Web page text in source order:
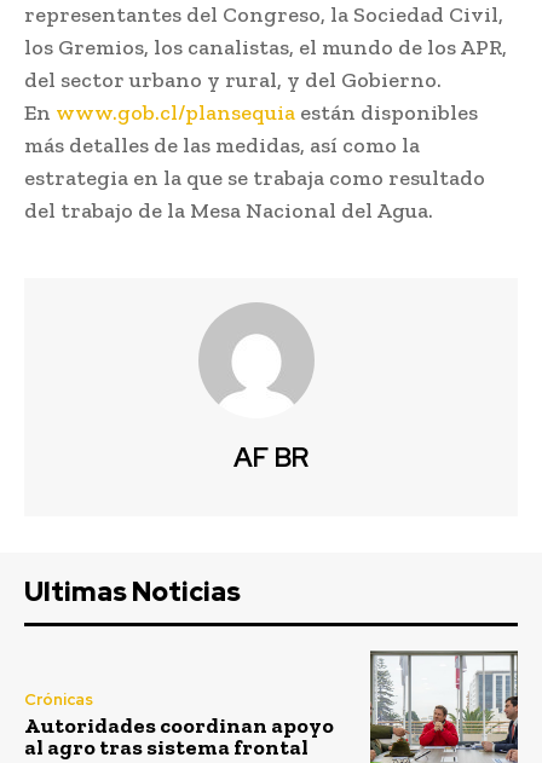
representantes del Congreso, la Sociedad Civil,
los Gremios, los canalistas, el mundo de los APR,
del sector urbano y rural, y del Gobierno.
En www.gob.cl/plansequia están disponibles
más detalles de las medidas, así como la
estrategia en la que se trabaja como resultado
del trabajo de la Mesa Nacional del Agua.
AF BR
Ultimas Noticias
Crónicas
Autoridades coordinan apoyo
al agro tras sistema frontal